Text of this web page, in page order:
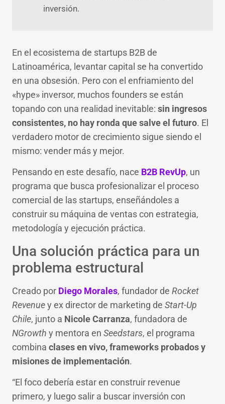
inversión.
En el ecosistema de startups B2B de
Latinoamérica, levantar capital se ha convertido
en una obsesión. Pero con el enfriamiento del
«hype» inversor, muchos founders se están
topando con una realidad inevitable: sin ingresos
consistentes, no hay ronda que salve el futuro. El
verdadero motor de crecimiento sigue siendo el
mismo: vender más y mejor.
Pensando en este desafío, nace B2B RevUp, un
programa que busca profesionalizar el proceso
comercial de las startups, enseñándoles a
construir su máquina de ventas con estrategia,
metodología y ejecución práctica.
Una solución práctica para un
problema estructural
Creado por Diego Morales, fundador de Rocket
Revenuey ex director de marketing de Start-Up
Chile, junto a Nicole Carranza, fundadora de
NGrowth y mentora en Seedstars, el programa
combina clases en vivo, frameworks probados y
misiones de implementación.
“El foco debería estar en construir revenue
primero, y luego salir a buscar inversión con